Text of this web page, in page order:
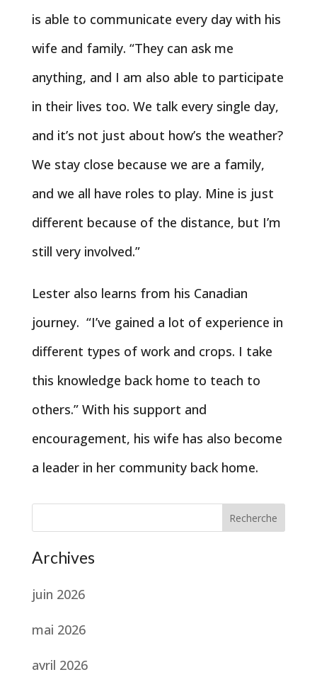
is able to communicate every day with his
wife and family. “They can ask me
anything, and I am also able to participate
in their lives too. We talk every single day,
and it’s not just about how’s the weather?
We stay close because we are a family,
and we all have roles to play. Mine is just
different because of the distance, but I’m
still very involved.”
Lester also learns from his Canadian
journey. “I’ve gained a lot of experience in
different types of work and crops. I take
this knowledge back home to teach to
others.” With his support and
encouragement, his wife has also become
a leader in her community back home.
Recherche
Archives
juin 2026
mai 2026
avril 2026